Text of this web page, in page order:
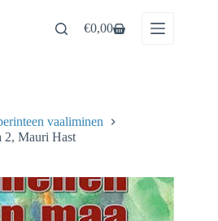
Shopping
€0,00
vaaliminen
2, Mauri Hast